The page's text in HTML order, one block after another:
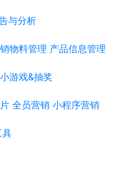
与分析
物料管理 产品信息管理
游戏&抽奖
全员营销 小程序营销
具